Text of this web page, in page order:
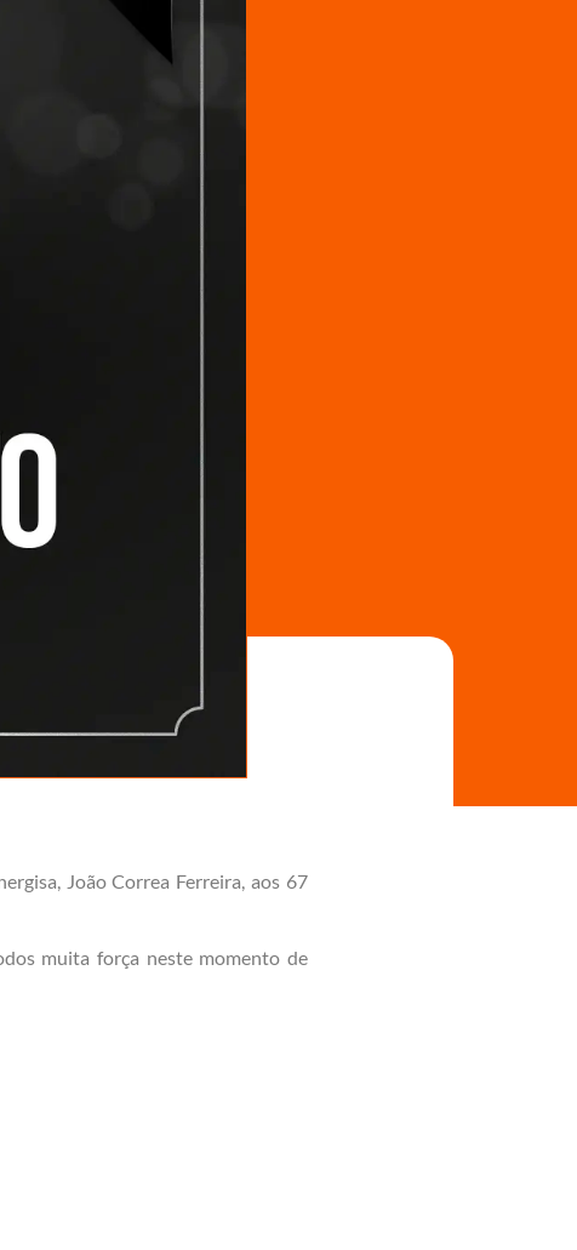
João Correa Ferreira, aos 67
muita força neste momento de